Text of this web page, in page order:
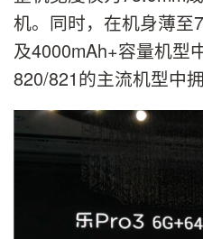
机。同时，在机身薄至
及4000mAh+容量机型
820/821的主流机型中